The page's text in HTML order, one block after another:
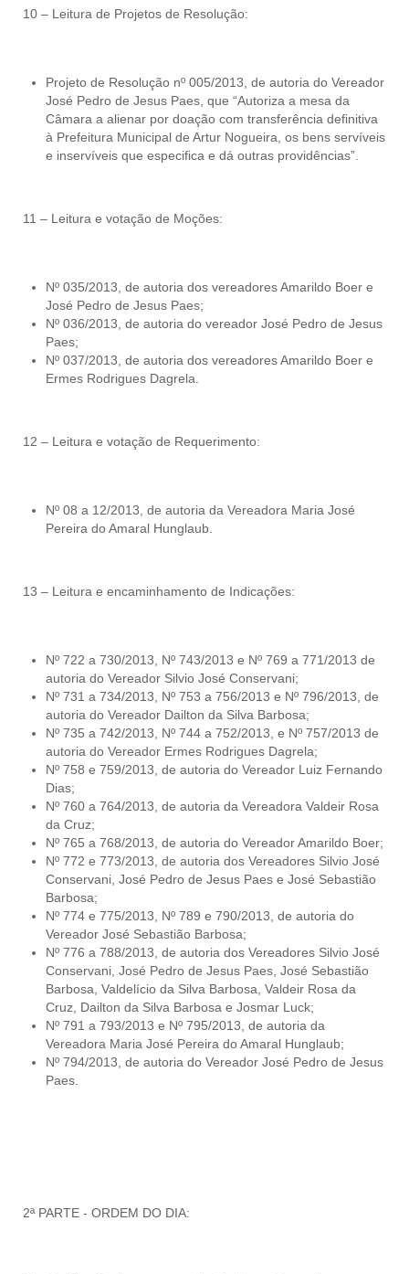
10 – Leitura de Projetos de Resolução:
Projeto de Resolução nº 005/2013, de autoria do Vereador
José Pedro de Jesus Paes, que “Autoriza a mesa da
Câmara a alienar por doação com transferência definitiva
à Prefeitura Municipal de Artur Nogueira, os bens servíveis
e inservíveis que especifica e dá outras providências”.
11 – Leitura e votação de Moções:
Nº 035/2013, de autoria dos vereadores Amarildo Boer e
José Pedro de Jesus Paes;
Nº 036/2013, de autoria do vereador José Pedro de Jesus
Paes;
Nº 037/2013, de autoria dos vereadores Amarildo Boer e
Ermes Rodrigues Dagrela.
12 – Leitura e votação de Requerimento:
Nº 08 a 12/2013, de autoria da Vereadora Maria José
Pereira do Amaral Hunglaub.
13 – Leitura e encaminhamento de Indicações:
Nº 722 a 730/2013, Nº 743/2013 e Nº 769 a 771/2013 de
autoria do Vereador Silvio José Conservani;
Nº 731 a 734/2013, Nº 753 a 756/2013 e Nº 796/2013, de
autoria do Vereador Dailton da Silva Barbosa;
Nº 735 a 742/2013, Nº 744 a 752/2013, e Nº 757/2013 de
autoria do Vereador Ermes Rodrigues Dagrela;
Nº 758 e 759/2013, de autoria do Vereador Luiz Fernando
Dias;
Nº 760 a 764/2013, de autoria da Vereadora Valdeir Rosa
da Cruz;
Nº 765 a 768/2013, de autoria do Vereador Amarildo Boer;
Nº 772 e 773/2013, de autoria dos Vereadores Silvio José
Conservani, José Pedro de Jesus Paes e José Sebastião
Barbosa;
Nº 774 e 775/2013, Nº 789 e 790/2013, de autoria do
Vereador José Sebastião Barbosa;
Nº 776 a 788/2013, de autoria dos Vereadores Silvio José
Conservani, José Pedro de Jesus Paes, José Sebastião
Barbosa, Valdelício da Silva Barbosa, Valdeir Rosa da
Cruz, Dailton da Silva Barbosa e Josmar Luck;
Nº 791 a 793/2013 e Nº 795/2013, de autoria da
Vereadora Maria José Pereira do Amaral Hunglaub;
Nº 794/2013, de autoria do Vereador José Pedro de Jesus
Paes.
2ª PARTE - ORDEM DO DIA: